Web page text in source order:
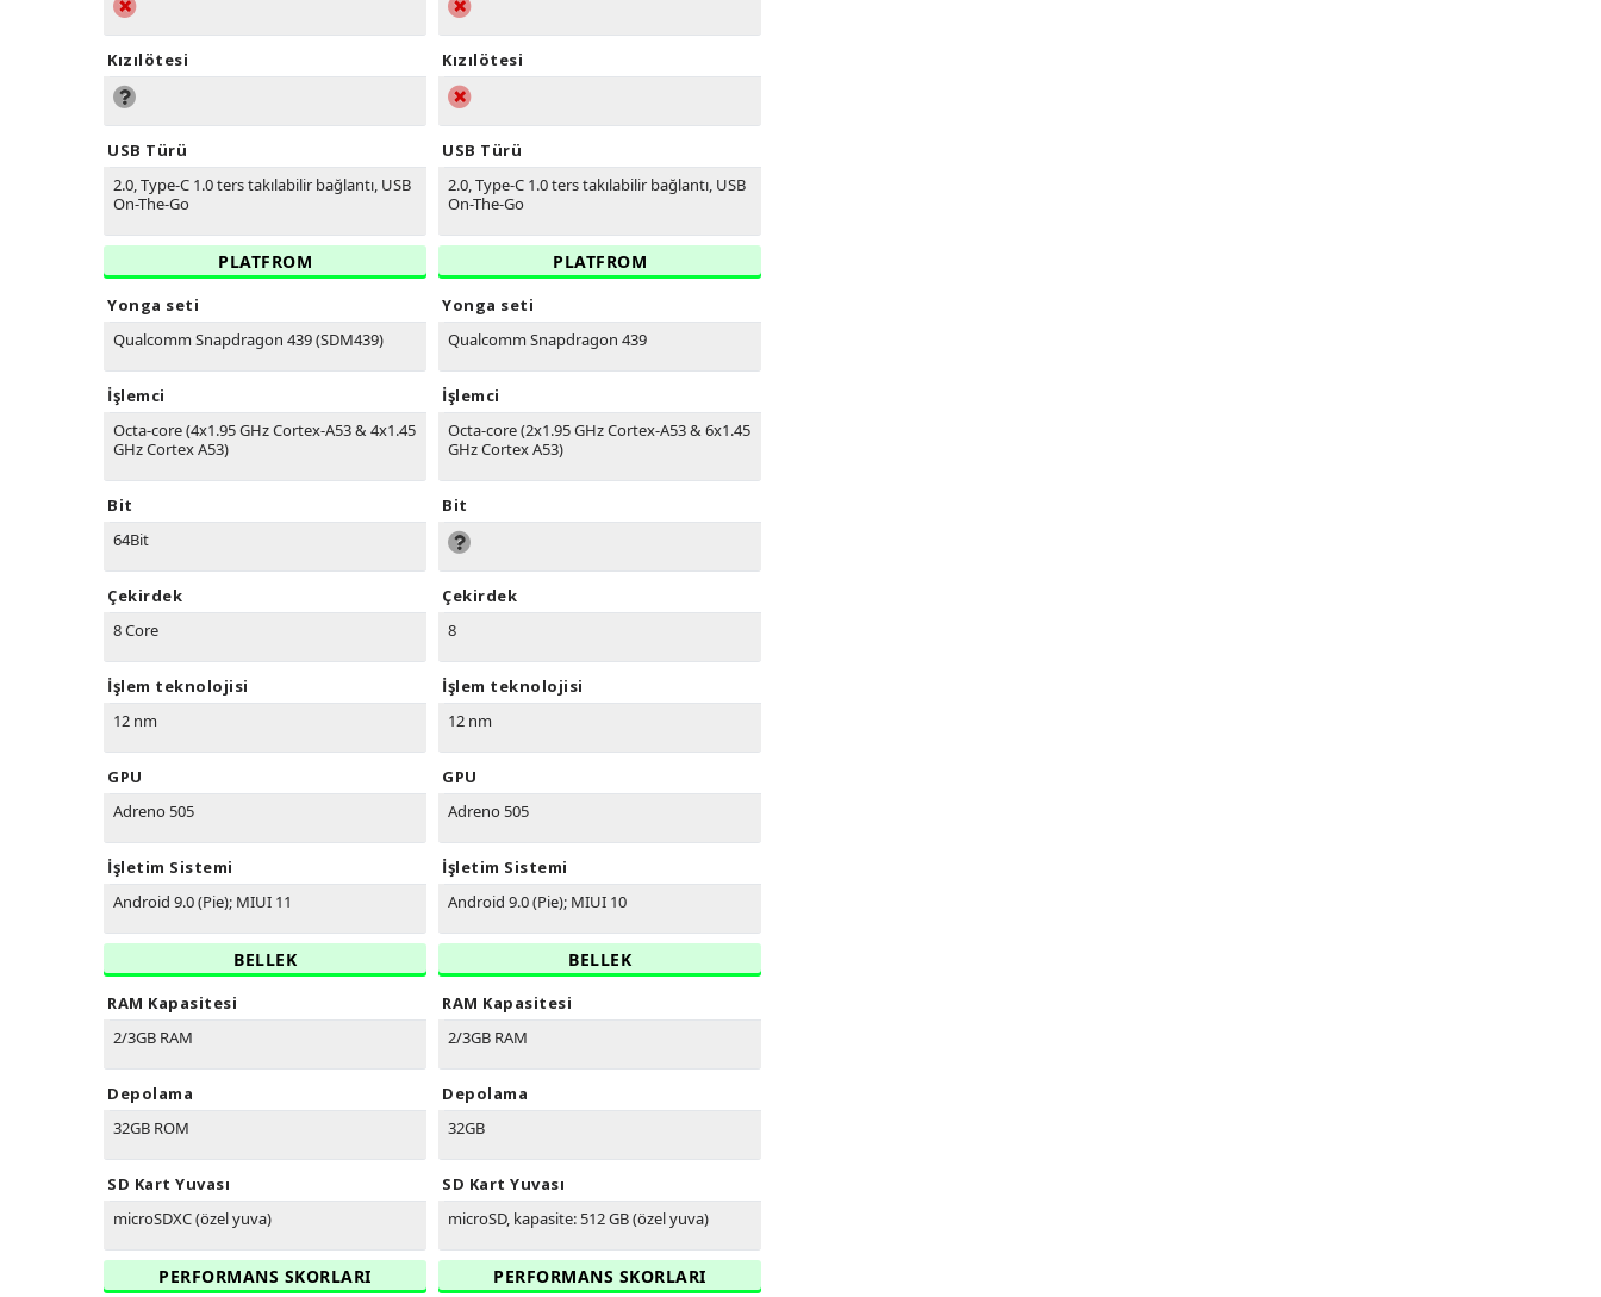
Kızılötesi
USB Türü
2.0, Type-C 1.0 ters takılabilir bağlantı, USB
On-The-Go
PLATFROM
Yonga seti
Qualcomm Snapdragon 439 (SDM439)
İşlemci
Octa-core (4x1.95 GHz Cortex-A53 & 4x1.45
GHz Cortex A53)
Bit
64Bit
Çekirdek
8 Core
İşlem teknolojisi
12 nm
GPU
Adreno 505
İşletim Sistemi
Android 9.0 (Pie); MIUI 11
BELLEK
RAM Kapasitesi
2/3GB RAM
Depolama
32GB ROM
SD Kart Yuvası
microSDXC (özel yuva)
PERFORMANS SKORLARI
Kızılötesi
USB Türü
2.0, Type-C 1.0 ters takılabilir bağlantı, USB
On-The-Go
PLATFROM
Yonga seti
Qualcomm Snapdragon 439
İşlemci
Octa-core (2x1.95 GHz Cortex-A53 & 6x1.45
GHz Cortex A53)
Bit
Çekirdek
8
İşlem teknolojisi
12 nm
GPU
Adreno 505
İşletim Sistemi
Android 9.0 (Pie); MIUI 10
BELLEK
RAM Kapasitesi
2/3GB RAM
Depolama
32GB
SD Kart Yuvası
microSD, kapasite: 512 GB (özel yuva)
PERFORMANS SKORLARI